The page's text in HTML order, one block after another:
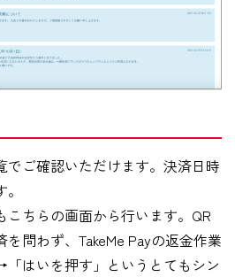
でご確認いただけます。決済日時
こちらの画面から行います。QR
問わず、TakeMe Payの返金作業
はいを押す」というとてもシン